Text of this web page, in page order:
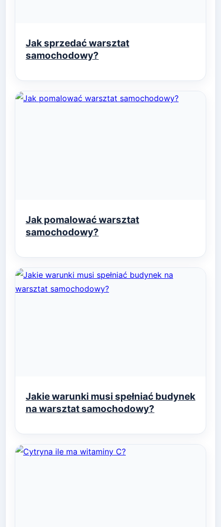
Jak sprzedać warsztat
samochodowy?
Jak pomalować warsztat
samochodowy?
Jakie warunki musi spełniać budynek
na warsztat samochodowy?